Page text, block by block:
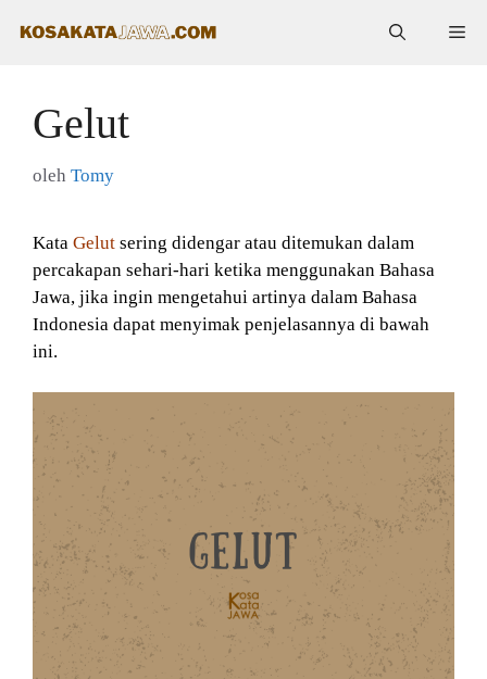
Gelut
oleh Tomy
Kata Gelut sering didengar atau ditemukan dalam
percakapan sehari-hari ketika menggunakan Bahasa
Jawa, jika ingin mengetahui artinya dalam Bahasa
Indonesia dapat menyimak penjelasannya di bawah
ini.